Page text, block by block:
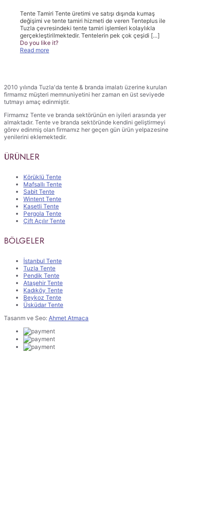
Tente Tamiri Tente üretimi ve satışı dışında kumaş
değişimi ve tente tamiri hizmeti de veren Tenteplus ile
Tuzla çevresindeki tente tamiri işlemleri kolaylıkla
gerçekleştirilmektedir. Tentelerin pek çok çeşidi […]
Do you like it?
Read more
2010 yılında Tuzla'da tente & branda imalatı üzerine kurulan
firmamız müşteri memnuniyetini her zaman en üst seviyede
tutmayı amaç edinmiştir.
Firmamız Tente ve branda sektörünün en iyileri arasında yer
almaktadır. Tente ve branda sektöründe kendini geliştirmeyi
görev edinmiş olan firmamız her geçen gün ürün yelpazesine
yenilerini eklemektedir.
ÜRÜNLER
Körüklü Tente
Mafsallı Tente
Sabit Tente
Wintent Tente
Kasetli Tente
Pergola Tente
Çift Açılır Tente
BÖLGELER
İstanbul Tente
Tuzla Tente
Pendik Tente
Ataşehir Tente
Kadıköy Tente
Beykoz Tente
Üsküdar Tente
Tasarım ve Seo: Ahmet Atmaca